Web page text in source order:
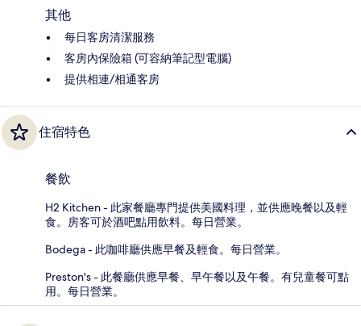
其他
每日客房清潔服務
客房內保險箱 (可容納筆記型電腦)
提供相連/相通客房
住宿特色
餐飲
H2 Kitchen - 此家餐廳專門提供美國料理，並供應晚餐以及輕
食。房客可於酒吧點用飲料。每日營業。
Bodega - 此咖啡廳供應早餐及輕食。每日營業。
Preston's - 此餐廳供應早餐、早午餐以及午餐。有兒童餐可點
用。每日營業。